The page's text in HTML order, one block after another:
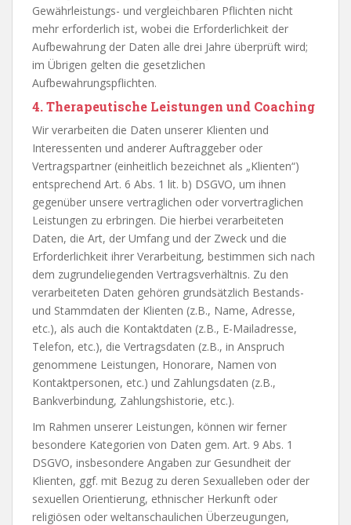
Gewährleistungs- und vergleichbaren Pflichten nicht
mehr erforderlich ist, wobei die Erforderlichkeit der
Aufbewahrung der Daten alle drei Jahre überprüft wird;
im Übrigen gelten die gesetzlichen
Aufbewahrungspflichten.
4. Therapeutische Leistungen und Coaching
Wir verarbeiten die Daten unserer Klienten und
Interessenten und anderer Auftraggeber oder
Vertragspartner (einheitlich bezeichnet als „Klienten“)
entsprechend Art. 6 Abs. 1 lit. b) DSGVO, um ihnen
gegenüber unsere vertraglichen oder vorvertraglichen
Leistungen zu erbringen. Die hierbei verarbeiteten
Daten, die Art, der Umfang und der Zweck und die
Erforderlichkeit ihrer Verarbeitung, bestimmen sich nach
dem zugrundeliegenden Vertragsverhältnis. Zu den
verarbeiteten Daten gehören grundsätzlich Bestands-
und Stammdaten der Klienten (z.B., Name, Adresse,
etc.), als auch die Kontaktdaten (z.B., E-Mailadresse,
Telefon, etc.), die Vertragsdaten (z.B., in Anspruch
genommene Leistungen, Honorare, Namen von
Kontaktpersonen, etc.) und Zahlungsdaten (z.B.,
Bankverbindung, Zahlungshistorie, etc.).
Im Rahmen unserer Leistungen, können wir ferner
besondere Kategorien von Daten gem. Art. 9 Abs. 1
DSGVO, insbesondere Angaben zur Gesundheit der
Klienten, ggf. mit Bezug zu deren Sexualleben oder der
sexuellen Orientierung, ethnischer Herkunft oder
religiösen oder weltanschaulichen Überzeugungen,